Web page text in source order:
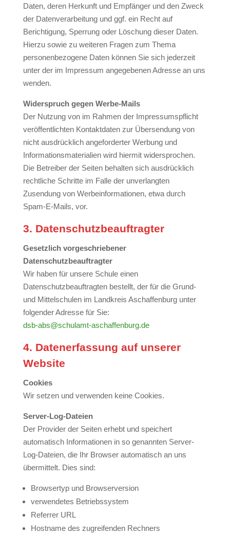
Daten, deren Herkunft und Empfänger und den Zweck
der Datenverarbeitung und ggf. ein Recht auf
Berichtigung, Sperrung oder Löschung dieser Daten.
Hierzu sowie zu weiteren Fragen zum Thema
personenbezogene Daten können Sie sich jederzeit
unter der im Impressum angegebenen Adresse an uns
wenden.
Widerspruch gegen Werbe-Mails
Der Nutzung von im Rahmen der Impressumspflicht
veröffentlichten Kontaktdaten zur Übersendung von
nicht ausdrücklich angeforderter Werbung und
Informationsmaterialien wird hiermit widersprochen.
Die Betreiber der Seiten behalten sich ausdrücklich
rechtliche Schritte im Falle der unverlangten
Zusendung von Werbeinformationen, etwa durch
Spam-E-Mails, vor.
3. Datenschutzbeauftragter
Gesetzlich vorgeschriebener
Datenschutzbeauftragter
Wir haben für unsere Schule einen
Datenschutzbeauftragten bestellt, der für die Grund-
und Mittelschulen im Landkreis Aschaffenburg unter
folgender Adresse für Sie:
dsb-abs@schulamt-aschaffenburg.de
4. Datenerfassung auf unserer
Website
Cookies
Wir setzen und verwenden keine Cookies.
Server-Log-Dateien
Der Provider der Seiten erhebt und speichert
automatisch Informationen in so genannten Server-
Log-Dateien, die Ihr Browser automatisch an uns
übermittelt. Dies sind:
Browsertyp und Browserversion
verwendetes Betriebssystem
Referrer URL
Hostname des zugreifenden Rechners